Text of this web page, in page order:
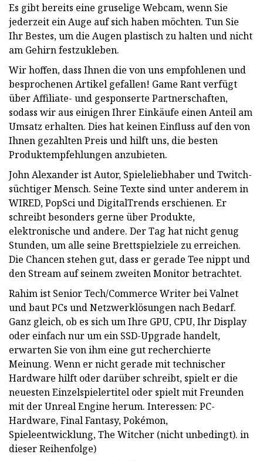
Es gibt bereits eine gruselige Webcam, wenn Sie
jederzeit ein Auge auf sich haben möchten. Tun Sie
Ihr Bestes, um die Augen plastisch zu halten und nicht
am Gehirn festzukleben.
Wir hoffen, dass Ihnen die von uns empfohlenen und
besprochenen Artikel gefallen! Game Rant verfügt
über Affiliate- und gesponserte Partnerschaften,
sodass wir aus einigen Ihrer Einkäufe einen Anteil am
Umsatz erhalten. Dies hat keinen Einfluss auf den von
Ihnen gezahlten Preis und hilft uns, die besten
Produktempfehlungen anzubieten.
John Alexander ist Autor, Spieleliebhaber und Twitch-
süchtiger Mensch. Seine Texte sind unter anderem in
WIRED, PopSci und DigitalTrends erschienen. Er
schreibt besonders gerne über Produkte,
elektronische und andere. Der Tag hat nicht genug
Stunden, um alle seine Brettspielziele zu erreichen.
Die Chancen stehen gut, dass er gerade Tee nippt und
den Stream auf seinem zweiten Monitor betrachtet.
Rahim ist Senior Tech/Commerce Writer bei Valnet
und baut PCs und Netzwerklösungen nach Bedarf.
Ganz gleich, ob es sich um Ihre GPU, CPU, Ihr Display
oder einfach nur um ein SSD-Upgrade handelt,
erwarten Sie von ihm eine gut recherchierte
Meinung. Wenn er nicht gerade mit technischer
Hardware hilft oder darüber schreibt, spielt er die
neuesten Einzelspielertitel oder spielt mit Freunden
mit der Unreal Engine herum. Interessen: PC-
Hardware, Final Fantasy, Pokémon,
Spieleentwicklung, The Witcher (nicht unbedingt). in
dieser Reihenfolge)